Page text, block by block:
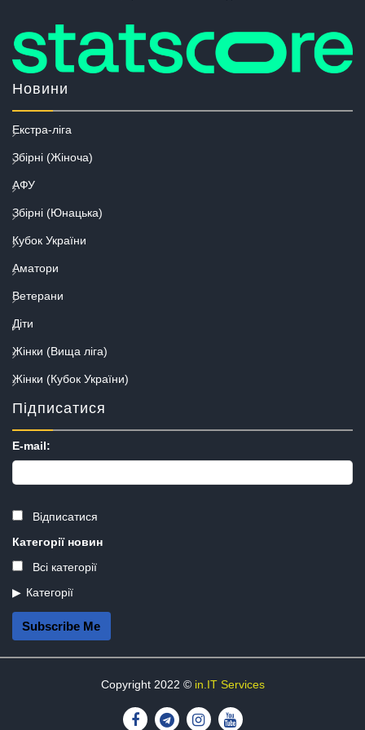
Новини
Екстра-ліга
Збірні (Жіноча)
АФУ
Збірні (Юнацька)
Кубок України
Аматори
Ветерани
Діти
Жінки (Вища ліга)
Жінки (Кубок України)
Підписатися
E-mail:
Відписатися
Категорії новин
Всі категорії
Категорії
Subscribe Me
Copyright 2022 © in.IT Services